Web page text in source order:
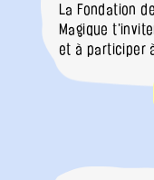
La Fondation
Magique
et à participer